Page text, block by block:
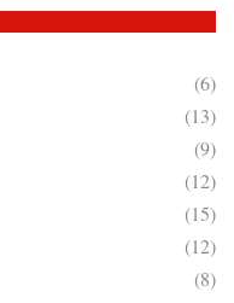
(6)
(13)
(9)
(12)
(15)
(12)
(8)